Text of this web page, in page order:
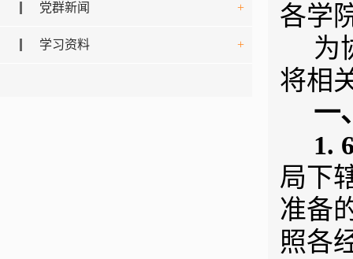
党群新闻 +
学习资料 +
各学
为
将相
一
1.
局下
准备
照各